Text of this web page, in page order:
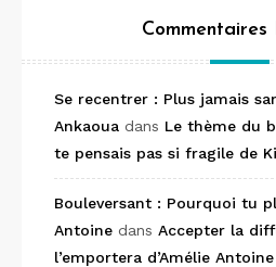
Commentaires
Se recentrer : Plus jamais
Ankaoua dans Le thème du
te pensais pas si fragile de
Bouleversant : Pourquoi tu
Antoine dans Accepter la
l’emportera d’Amélie Antoine